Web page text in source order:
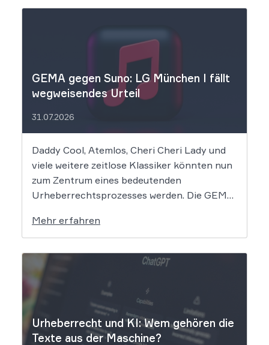
GEMA gegen Suno: LG München I fällt
wegweisendes Urteil
31.07.2026
Daddy Cool, Atemlos, Cheri Cheri Lady und
viele weitere zeitlose Klassiker könnten nun
zum Zentrum eines bedeutenden
Urheberrechtsprozesses werden. Die GEMA
will die Rechte ihrer Mitglieder verteidigen.
Dem Unternehmen hinter der populären KI-
Musik-App werden massive
Urheberrechtsverletzungen vorgeworfen.
[…]
Mehr erfahren
Urheberrecht und KI: Wem gehören die
Texte aus der Maschine?